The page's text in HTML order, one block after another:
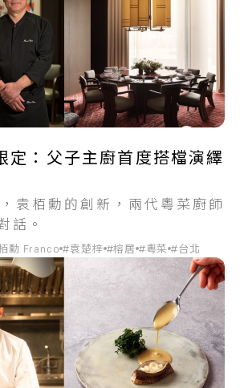
定：父子主廚首度搭檔演繹
袁栢勳的創新，兩代粵菜廚師
話。
勳 Franco #袁楚梓 #榕居 #粵菜 #台北